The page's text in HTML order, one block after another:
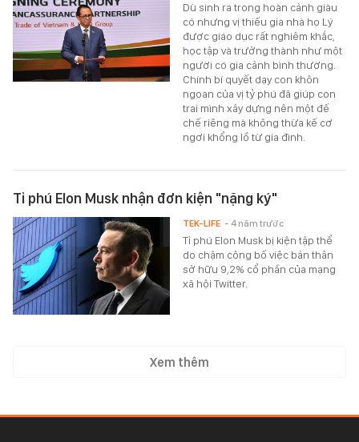
Dù sinh ra trong hoàn cảnh giàu
có nhưng vị thiếu gia nhà họ Lý
được giáo dục rất nghiêm khắc,
học tập và trưởng thành như một
người có gia cảnh bình thường.
Chính bí quyết dạy con khôn
ngoan của vị tỷ phú đã giúp con
trai mình xây dựng nên một đế
chế riêng mà không thừa kế cơ
ngơi khổng lồ từ gia đình.
Tỉ phú Elon Musk nhận đơn kiện "nặng ký"
Tỉ phú Elon Musk bị kiện tập thể
do chậm công bố việc bản thân
sở hữu 9,2% cổ phần của mạng
xã hội Twitter.
TEK-LIFE - 4 năm trước
Xem thêm